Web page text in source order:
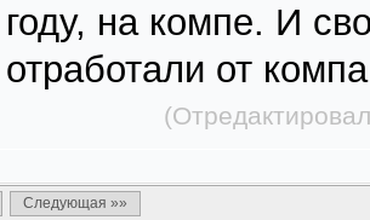
году, на компе. И
отработали от
Следующая »»